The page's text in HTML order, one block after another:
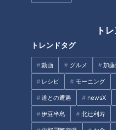
ト
トレンドタグ
動画 グルメ 加
レシピ モーニング
道との遭遇 newsX
伊豆半島 北辻利寿
(原作) 古屋雄作／(作画) 水
〈スタッフ〉
協力：石岡ショウエイ、竹越陵
音楽・効果音：八木賢二郎
企画：田中俊彦
プロデューサー：横山公典、柳
脚本・アニメ監督：井筒大輔